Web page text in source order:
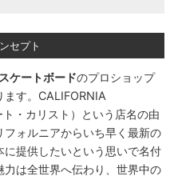
セプト
ケートボードのプロショップ
ます。CALIFORNIA
・カリスト）という店名の由
ォルニアからいち早く最新の
提供したいという思いで名付
は全世界へ伝わり、世界中の